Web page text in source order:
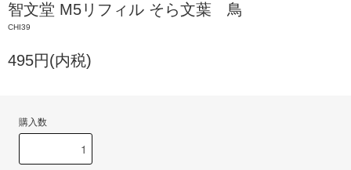
智文堂 M5リフィル そら文葉 鳥
CHI39
495円(内税)
購入数